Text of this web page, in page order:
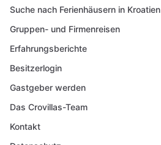
Suche nach Ferienhäusern in Kroatien
Gruppen- und Firmenreisen
Erfahrungsberichte
Besitzerlogin
Gastgeber werden
Das Crovillas-Team
Kontakt